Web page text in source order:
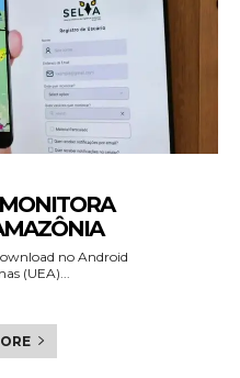
no Android
(UEA)...